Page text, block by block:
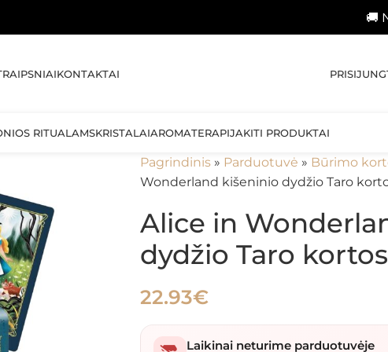
🚚
KONTAKTAI
RITUALAMSKRISTALAIAROMATERAPIJAKITI PRODUKTAI
Pagrindinis» Parduotuvė » Būrimo
Wonderland kišeninio dydžio Taro
Alice in
dydžio Taro
22.93€
Laikinai neturime parduotuvėje